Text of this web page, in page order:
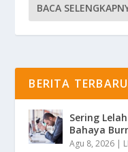
BACA
BERITA TERBARU
Sering
Bahaya
Agu 8, 2026 |